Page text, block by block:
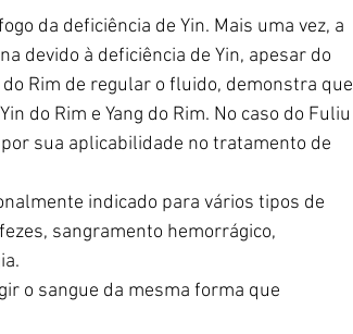
da deficiência de Yin. Mais uma vez, a
devido à deficiência de Yin, apesar do
Rim de regular o fluido, demonstra que
do Rim e Yang do Rim. No caso do Fuliu
sua aplicabilidade no tratamento de
indicado para vários tipos de
sangramento hemorrágico,
o sangue da mesma forma que